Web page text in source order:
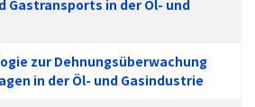
Gastransports in der Öl- und
zur Dehnungsüberwachung
in der Öl- und Gasindustrie